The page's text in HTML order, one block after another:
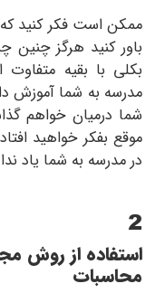
ممکن است فکر کنید که
باور کنید هرگز چنین
بکلی با بقیه
مدرسه به شما آموزش
شما درمیان خواهم
موقع بفکر خواهید
در مدرسه به شما یاد
2
استفاده از روش
محاسبات